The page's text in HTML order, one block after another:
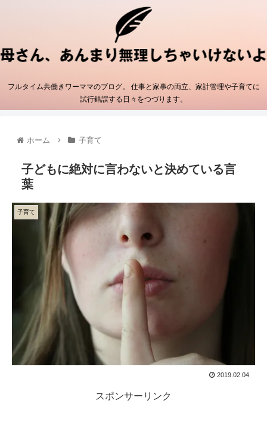
フルタイム共働きワーママのブログ。 仕事と家事の両立、家計管理や子育てに
試行錯誤する日々をつづります。
ホーム 子育て
子どもに絶対に言わないと決めている言
葉
子育て
2019.02.04
スポンサーリンク